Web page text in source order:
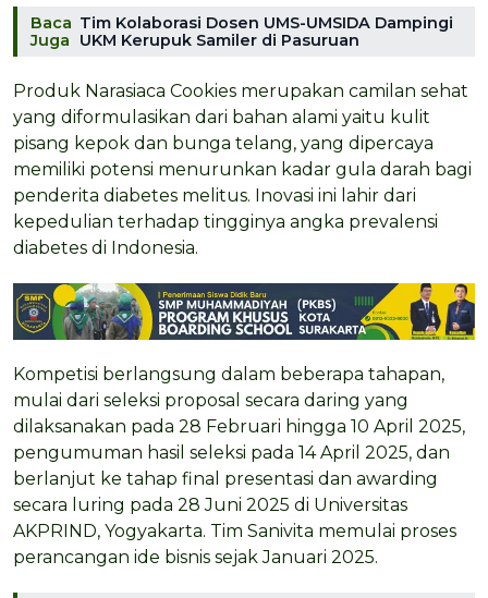
Baca
Juga
Tim Kolaborasi Dosen UMS-UMSIDA Dampingi
UKM Kerupuk Samiler di Pasuruan
Produk Narasiaca Cookies merupakan camilan sehat
yang diformulasikan dari bahan alami yaitu kulit
pisang kepok dan bunga telang, yang dipercaya
memiliki potensi menurunkan kadar gula darah bagi
penderita diabetes melitus. Inovasi ini lahir dari
kepedulian terhadap tingginya angka prevalensi
diabetes di Indonesia.
Kompetisi berlangsung dalam beberapa tahapan,
mulai dari seleksi proposal secara daring yang
dilaksanakan pada 28 Februari hingga 10 April 2025,
pengumuman hasil seleksi pada 14 April 2025, dan
berlanjut ke tahap final presentasi dan awarding
secara luring pada 28 Juni 2025 di Universitas
AKPRIND, Yogyakarta. Tim Sanivita memulai proses
perancangan ide bisnis sejak Januari 2025.